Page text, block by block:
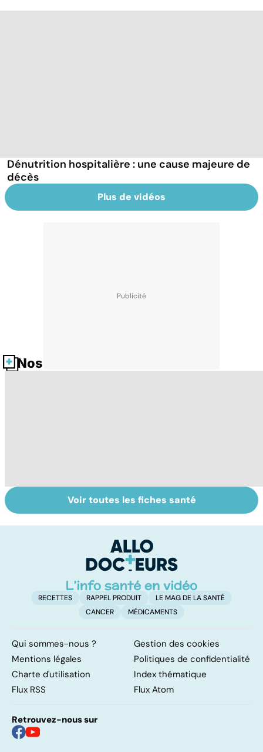
Dénutrition hospitalière : une cause majeure de
décès
Plus de vidéos
Nos fiches santé
Faire du sport à
domicile, c'est
Don de gamètes :
le pour et le
levée de
l'anonymat
Voir toutes les fiches santé
RECETTES RAPPEL PRODUIT
LE MAG DE LA SANTÉ
CANCER
MÉDICAMENTS
Qui sommes-nous ?
Gestion des cookies
Mentions légales
Politiques de confidentialité
Charte d'utilisation
Index thématique
Flux RSS
Flux Atom
Retrouvez-nous sur